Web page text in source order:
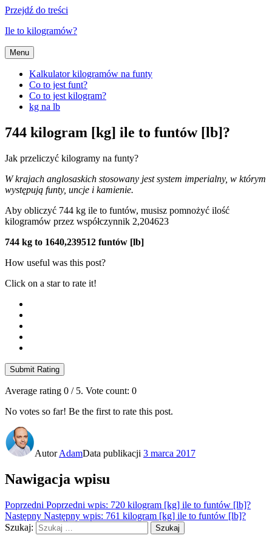
Przejdź do treści
Ile to kilogramów?
Menu
Kalkulator kilogramów na funty
Co to jest funt?
Co to jest kilogram?
kg na lb
744 kilogram [kg] ile to funtów [lb]?
Jak przeliczyć kilogramy na funty?
W krajach anglosaskich stosowany jest system imperialny, w którym
występują funty, uncje i kamienie.
Aby obliczyć 744 kg ile to funtów, musisz pomnożyć ilość
kilogramów przez współczynnik 2,204623
744 kg to 1640,239512 funtów [lb]
How useful was this post?
Click on a star to rate it!
Submit Rating
Average rating 0 / 5. Vote count: 0
No votes so far! Be the first to rate this post.
AutorAdamData publikacji 3 marca 2017
Nawigacja wpisu
Poprzedni Poprzedni wpis: 720 kilogram [kg] ile to funtów [lb]?
Następny Następny wpis: 761 kilogram [kg] ile to funtów [lb]?
Szukaj:
Szukaj